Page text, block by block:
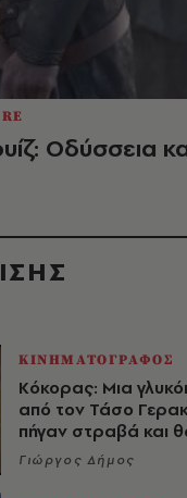
Οδύσσεια
ΚΙΝΗΜΑΤΟΓΡΑΦΟΣ
Κόκορας: Μια
από τον Τάσο
πήγαν στραβά και
Γιώργος Δήμος